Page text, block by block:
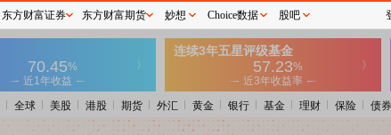
全球 美股 港股 期货 外汇 黄金 银行 基金 理财 保险 债券
东方财富证券 东方财富期货 妙想 Choice数据 股吧